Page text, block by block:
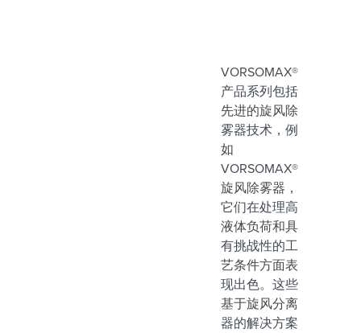
VORSOMAX®
产品系列包括
先进的旋风除
雾器技术，例
如
VORSOMAX®
旋风除雾器，
它们在处理高
液体负荷和具
有挑战性的工
艺条件方面表
现出色。这些
基于旋风分离
器的解决方案